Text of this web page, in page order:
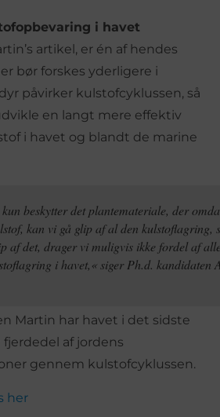
i havet
artikel, er én af hendes
bør forskes yderligere i
påvirker kulstofcyklussen, så
en langt mere effektiv
i havet og blandt de marine
beskytter det plantemateriale, der
kan vi gå glip af al den kulstoflagring,
af det, drager vi muligvis ikke fordel af
i havet,« siger Ph.d. kandidaten
Martin har havet i det sidste
af jordens
gennem kulstofcyklussen.
her